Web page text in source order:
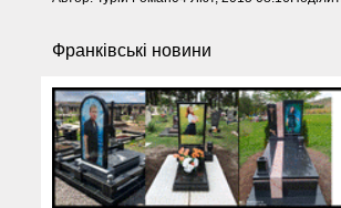
Франківські новини